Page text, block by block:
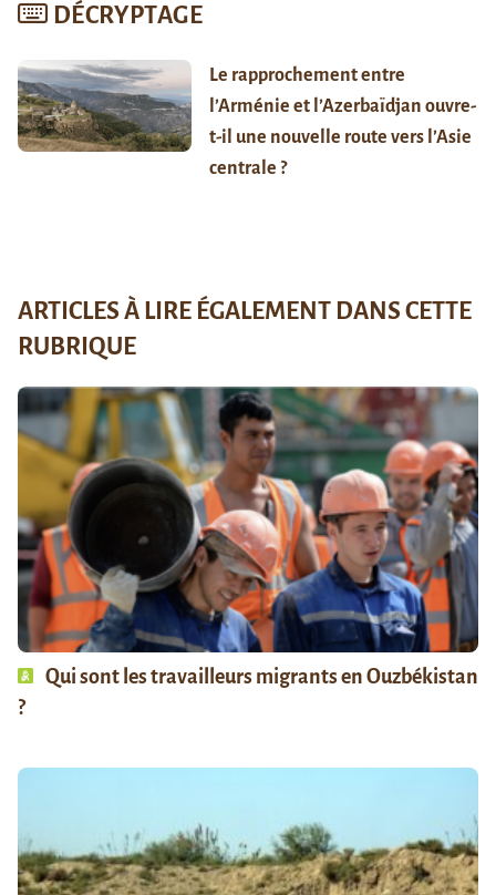
DÉCRYPTAGE
Le rapprochement entre
l’Arménie et l’Azerbaïdjan ouvre-
t-il une nouvelle route vers l’Asie
centrale ?
ARTICLES À LIRE ÉGALEMENT DANS CETTE
RUBRIQUE
Qui sont les travailleurs migrants en Ouzbékistan
?